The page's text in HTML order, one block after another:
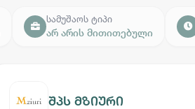
სამუშაოს ტიპი
არ არის მითითებული
შპს მზიური